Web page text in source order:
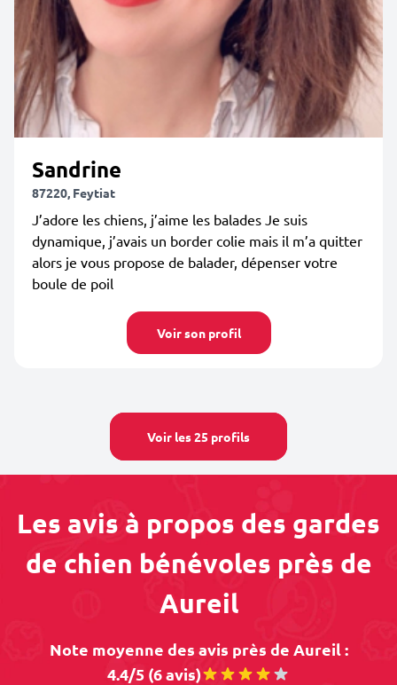
Sandrine
87220, Feytiat
J’adore les chiens, j’aime les balades Je suis
dynamique, j’avais un border colie mais il m’a quitter
alors je vous propose de balader, dépenser votre
boule de poil
Voir son profil
Voir les 25 profils
Les avis à propos des gardes
de chien bénévoles près de
Aureil
Note moyenne des avis près de Aureil :
4.4/5 (6 avis)